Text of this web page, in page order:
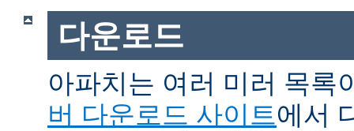
다운로드
아파치는 여러 미러 목록
버 다운로드 사이트에서